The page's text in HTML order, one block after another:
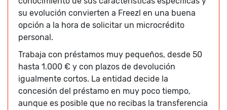
su evolución convierten a Freezl en una buena
opción a la hora de solicitar un microcrédito
personal.
Trabaja con préstamos muy pequeños, desde 50
hasta 1.000 € y con plazos de devolución
igualmente cortos. La entidad decide la
concesión del préstamo en muy poco tiempo,
aunque es posible que no recibas la transferencia